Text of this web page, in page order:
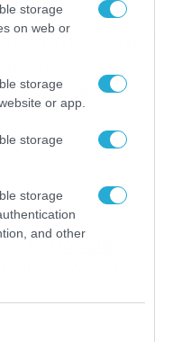
storage
on web or
storage
or app.
storage
storage
and other
ανατολικά από
αξιόλογη
στοGoogle